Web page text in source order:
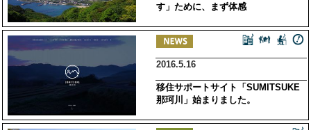
す」ために、まず体感
2016.5.16
移住サポートサイト「SUMITSUKE
那珂川」始まりました。